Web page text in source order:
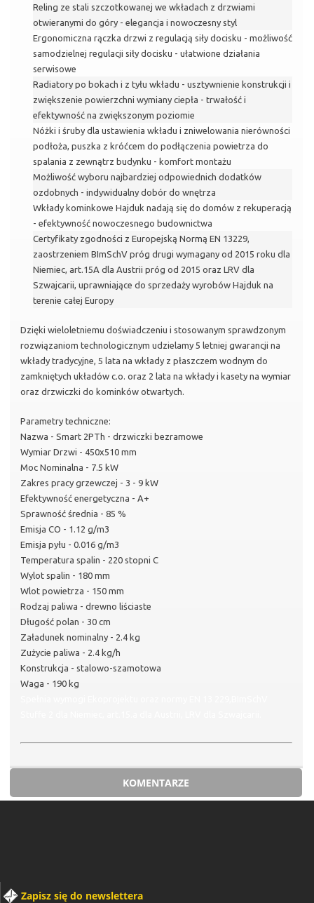
Reling ze stali szczotkowanej we wkładach z drzwiami
otwieranymi do góry - elegancja i nowoczesny styl
Ergonomiczna rączka drzwi z regulacją siły docisku - możliwość
samodzielnej regulacji siły docisku - ułatwione działania
serwisowe
Radiatory po bokach i z tyłu wkładu - usztywnienie konstrukcji i
zwiększenie powierzchni wymiany ciepła - trwałość i
efektywność na zwiększonym poziomie
Nóżki i śruby dla ustawienia wkładu i zniwelowania nierówności
podłoża, puszka z króćcem do podłączenia powietrza do
spalania z zewnątrz budynku - komfort montażu
Możliwość wyboru najbardziej odpowiednich dodatków
ozdobnych - indywidualny dobór do wnętrza
Wkłady kominkowe Hajduk nadają się do domów z rekuperacją
- efektywność nowoczesnego budownictwa
Certyfikaty zgodności z Europejską Normą EN 13229,
zaostrzeniem BImSchV próg drugi wymagany od 2015 roku dla
Niemiec, art.15A dla Austrii próg od 2015 oraz LRV dla
Szwajcarii, uprawniające do sprzedaży wyrobów Hajduk na
terenie całej Europy
Dzięki wieloletniemu doświadczeniu i stosowanym sprawdzonym
rozwiązaniom technologicznym udzielamy 5 letniej gwarancji na
wkłady tradycyjne, 5 lata na wkłady z płaszczem wodnym do
zamkniętych układów c.o. oraz 2 lata na wkłady i kasety na wymiar
oraz drzwiczki do kominków otwartych.
Parametry techniczne:
Nazwa - Smart 2PTh - drzwiczki bezramowe
Wymiar Drzwi - 450x510 mm
Moc Nominalna - 7.5 kW
Zakres pracy grzewczej - 3 - 9 kW
Efektywność energetyczna - A+
Sprawność średnia - 85 %
Emisja CO - 1.12 g/m3
Emisja pyłu - 0.016 g/m3
Temperatura spalin - 220 stopni C
Wylot spalin - 180 mm
Wlot powietrza - 150 mm
Rodzaj paliwa - drewno liściaste
Długość polan - 30 cm
Załadunek nominalny - 2.4 kg
Zużycie paliwa - 2.4 kg/h
Konstrukcja - stalowo-szamotowa
Waga - 190 kg
KOMENTARZE
Zapisz się do newslettera